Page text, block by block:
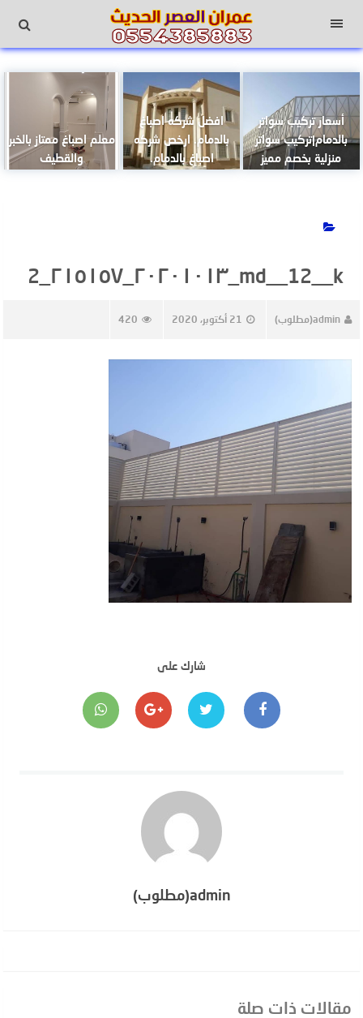
القائمة
أسعار تركيب سواتر
بالدمام|تركيب سواتر
منزلية بخصم مميز
افضل شركه اصباغ
بالدمام. ارخص شركه
اصباغ بالدمام.
معلم اصباغ ممتاز بالخبر
والقطيف
md__12__k_٢٠٢٠١٠١٣_٢١٥١٥٧_2
admin(مطلوب) 21 أكتوبر، 2020 420
شارك على
admin(مطلوب)
مقالات ذات صلة